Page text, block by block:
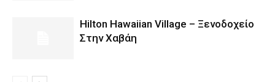
Hilton Hawaiian Village – Ξενοδοχείο
Στην Χαβάη